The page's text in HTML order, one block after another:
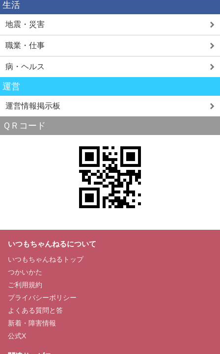
生活
地震・災害
職業・仕事
病・ヘルス
運営
運営情報掲示板
ＱＲコード
いつもちゃんねるについて
いつもちゃんねるトップ
つかいかた
ご利用規約
プライバシーポリシー
よくある質問と答
新着・障害情報
公式X